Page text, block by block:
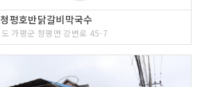
청평호반닭갈비막국수
도 가평군 청평면 강변로 45-7